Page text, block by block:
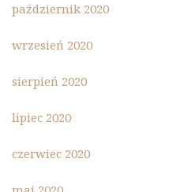
październik 2020
wrzesień 2020
sierpień 2020
lipiec 2020
czerwiec 2020